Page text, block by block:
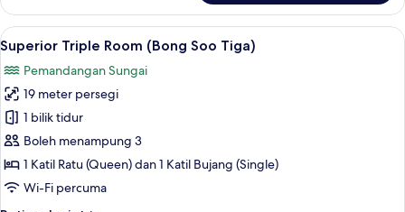
Double
Room
(Bong
Soo
Superior
King)
Lihat
semua
foto
untuk
Superior
Triple
Room
(Bong
Superior Triple Room (Bong Soo
1
Superior Triple Room (Bong Soo Tiga)
Pemandangan Sungai
19 meter persegi
1 bilik tidur
Boleh menampung 3
1 Katil Ratu (Queen) dan 1 Katil Bujang (Single)
Wi-Fi percuma